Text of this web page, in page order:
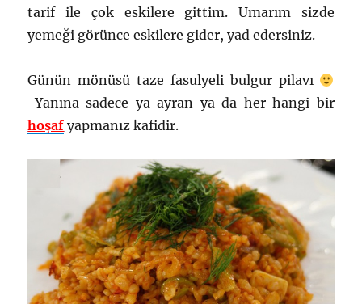
tarif ile çok eskilere gittim. Umarım sizde
yemeği görünce eskilere gider, yad edersiniz.
Günün mönüsü taze fasulyeli bulgur pilavı
Yanına sadece ya ayran ya da her hangi bir
hoşaf yapmanız kafidir.